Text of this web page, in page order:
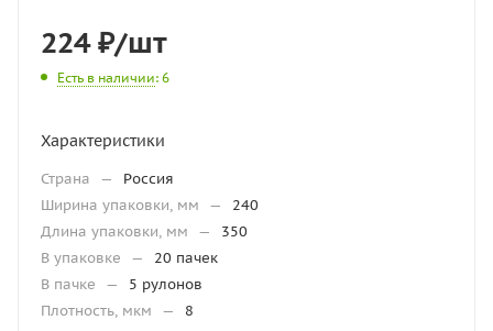
224₽/шт
Есть в наличии: 6
Характеристики
Страна —
Россия
Ширина упаковки, мм
—
240
Длина упаковки, мм
—
350
В упаковке
—
20 пачек
В пачке
—
5 рулонов
Плотность, мкм
— 8